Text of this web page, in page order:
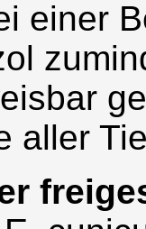
einer
aller